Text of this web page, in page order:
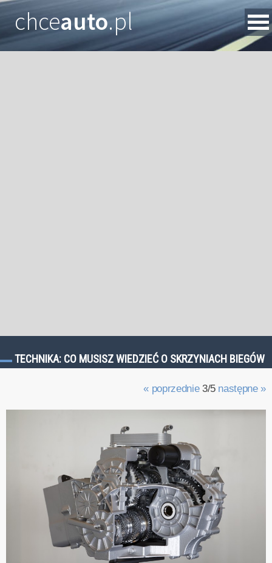
chceauto.pl
TECHNIKA: CO MUSISZ WIEDZIEĆ O SKRZYNIACH BIEGÓW
« poprzednie3/5 następne »